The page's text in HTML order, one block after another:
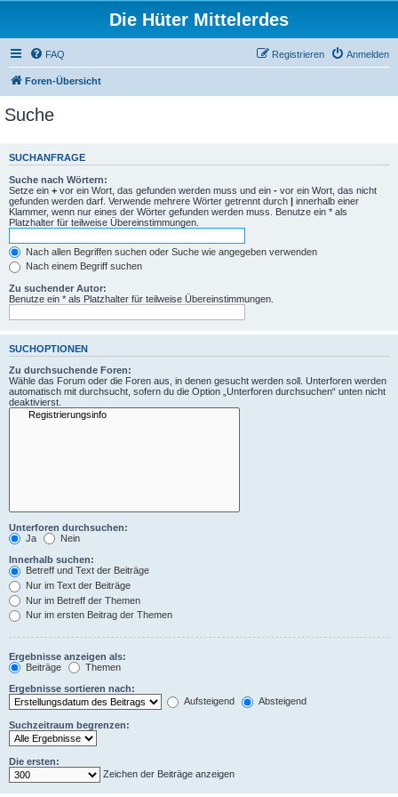
Die Hüter Mittelerdes
FAQ Anmelden
Registrieren
Foren-Übersicht
Suche
SUCHANFRAGE
Suche nach Wörtern:
Setze ein + vor ein Wort, das gefunden werden muss und ein - vor ein Wort, das nicht
gefunden werden darf. Verwende mehrere Wörter getrennt durch | innerhalb einer
Klammer, wenn nur eines der Wörter gefunden werden muss. Benutze ein * als
Platzhalter für teilweise Übereinstimmungen.
Nach allen Begriffen suchen oder Suche wie angegeben verwenden
Nach einem Begriff suchen
Zu suchender Autor:
Benutze ein * als Platzhalter für teilweise Übereinstimmungen.
SUCHOPTIONEN
Zu durchsuchende Foren:
Wähle das Forum oder die Foren aus, in denen gesucht werden soll. Unterforen werden
automatisch mit durchsucht, sofern du die Option „Unterforen durchsuchen“ unten nicht
deaktivierst.
Unterforen durchsuchen:
Ja
Nein
Innerhalb suchen:
Betreff und Text der Beiträge
Nur im Text der Beiträge
Nur im Betreff der Themen
Nur im ersten Beitrag der Themen
Ergebnisse anzeigen als:
Beiträge
Themen
Ergebnisse sortieren nach:
Aufsteigend
Absteigend
Suchzeitraum begrenzen:
Die ersten:
Zeichen der Beiträge anzeigen